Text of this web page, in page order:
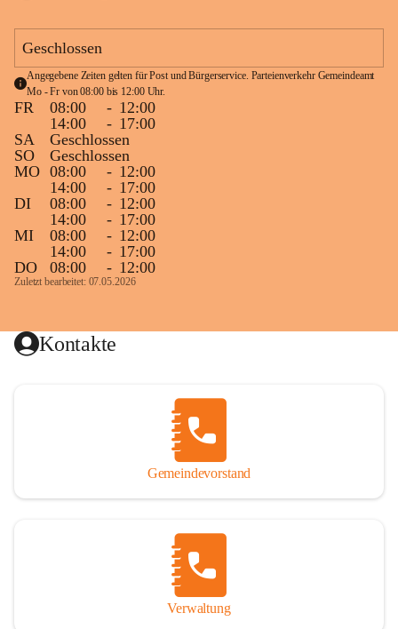
Geschlossen
Angegebene Zeiten gelten für Post und Bürgerservice. Parteienverkehr Gemeindeamt
Mo - Fr von 08:00 bis 12:00 Uhr.
FR 08:00 - 12:00
14:00
- 17:00
SA
Geschlossen
SO
Geschlossen
MO 08:00 - 12:00
14:00
- 17:00
DI
08:00 - 12:00
14:00
- 17:00
MI
08:00 - 12:00
14:00
- 17:00
DO
08:00 - 12:00
Zuletzt bearbeitet: 07.05.2026
Kontakte
Gemeindevorstand
Verwaltung